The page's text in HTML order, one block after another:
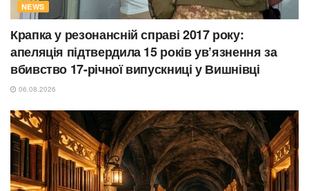
NEWS
Крапка у резонансній справі 2017 року:
апеляція підтвердила 15 років ув’язнення за
вбивство 17-річної випускниці у Вишнівці
06.08.2026